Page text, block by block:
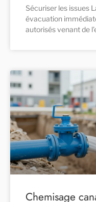
Sécuriser les issues
évacuation
autorisés venant de
Chemisage